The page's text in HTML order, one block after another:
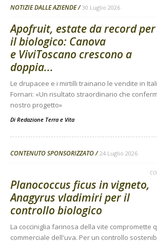
NOTIZIE DALLE AZIENDE 30 Luglio 2026
Apofruit, estate da record per
il biologico: Canova
e ViviToscano crescono a
doppia...
Le drupacee e i mirtilli trainano le vendite in
Fornari: «Un risultato straordinario che
nostro progetto»
Di Redazione Terra e Vita
CONTENUTO SPONSORIZZATO 24 Luglio 2026
Planococcus ficus in vigneto,
Anagyrus vladimiri per il
controllo biologico
La cocciniglia farinosa della vite compromette
commerciale dell'uva. Per un controllo